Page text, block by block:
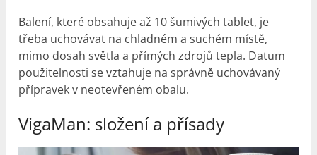
Balení, které obsahuje až 10 šumivých tablet, je
třeba uchovávat na chladném a suchém místě,
mimo dosah světla a přímých zdrojů tepla. Datum
použitelnosti se vztahuje na správně uchovávaný
přípravek v neotevřeném obalu.
VigaMan: složení a přísady